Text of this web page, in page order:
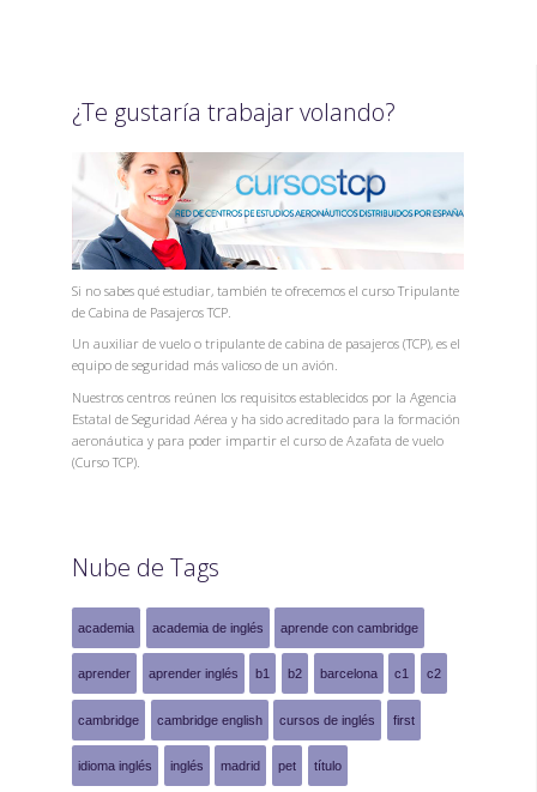
¿Te gustaría trabajar volando?
Si no sabes qué estudiar, también te ofrecemos el curso Tripulante
de Cabina de Pasajeros TCP.
Un auxiliar de vuelo o tripulante de cabina de pasajeros (TCP), es el
equipo de seguridad más valioso de un avión.
Nuestros centros reúnen los requisitos establecidos por la Agencia
Estatal de Seguridad Aérea y ha sido acreditado para la formación
aeronáutica y para poder impartir el curso de Azafata de vuelo
(Curso TCP).
Nube de Tags
academia academia de inglés aprende con cambridge
aprender aprender inglés b1 b2 barcelona c1 c2
cambridge cambridge english cursos de inglés first
idioma inglés inglés madrid pet título